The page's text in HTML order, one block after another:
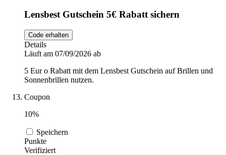
Lensbest Gutschein 5€ Rabatt sichern
Code erhalten
Details
Läuft am 07/09/2026 ab
5 Eur o Rabatt mit dem Lensbest Gutschein auf Brillen und
Sonnenbrillen nutzen.
Coupon
10%
Speichern
Punkte
Verifiziert